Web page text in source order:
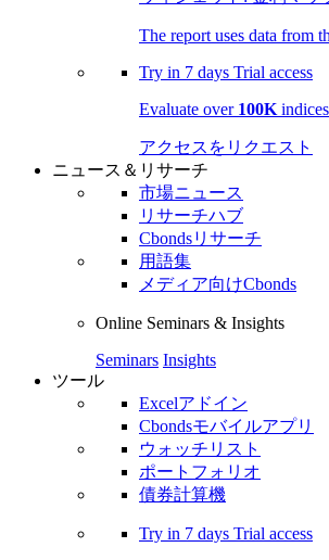
The report uses data from
Try in 7 days Trial access
Evaluate over 100K
アクセスをリクエスト
ニュース＆リサーチ
市場ニュース
リサーチハブ
Cbondsリサーチ
用語集
メディア向けCbonds
Online Seminars & Insights
Seminars Insights
ツール
Excelアドイン
Cbondsモバイルアプリ
ウォッチリスト
ポートフォリオ
債券計算機
Try in 7 days Trial access